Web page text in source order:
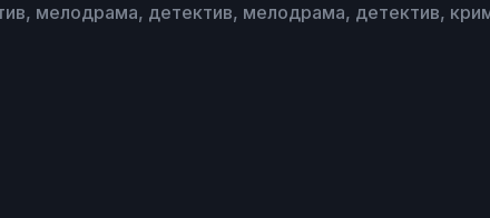
мелодрама, детектив, мелодрама, детектив,